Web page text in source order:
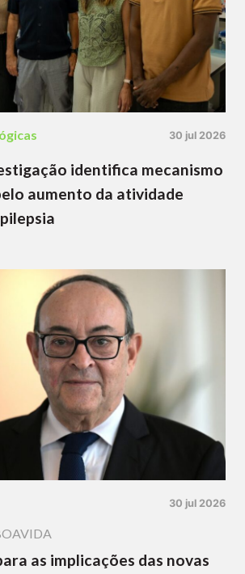
30 jul 2026
identifica mecanismo
aumento da atividade
30 jul 2026
as implicações das novas